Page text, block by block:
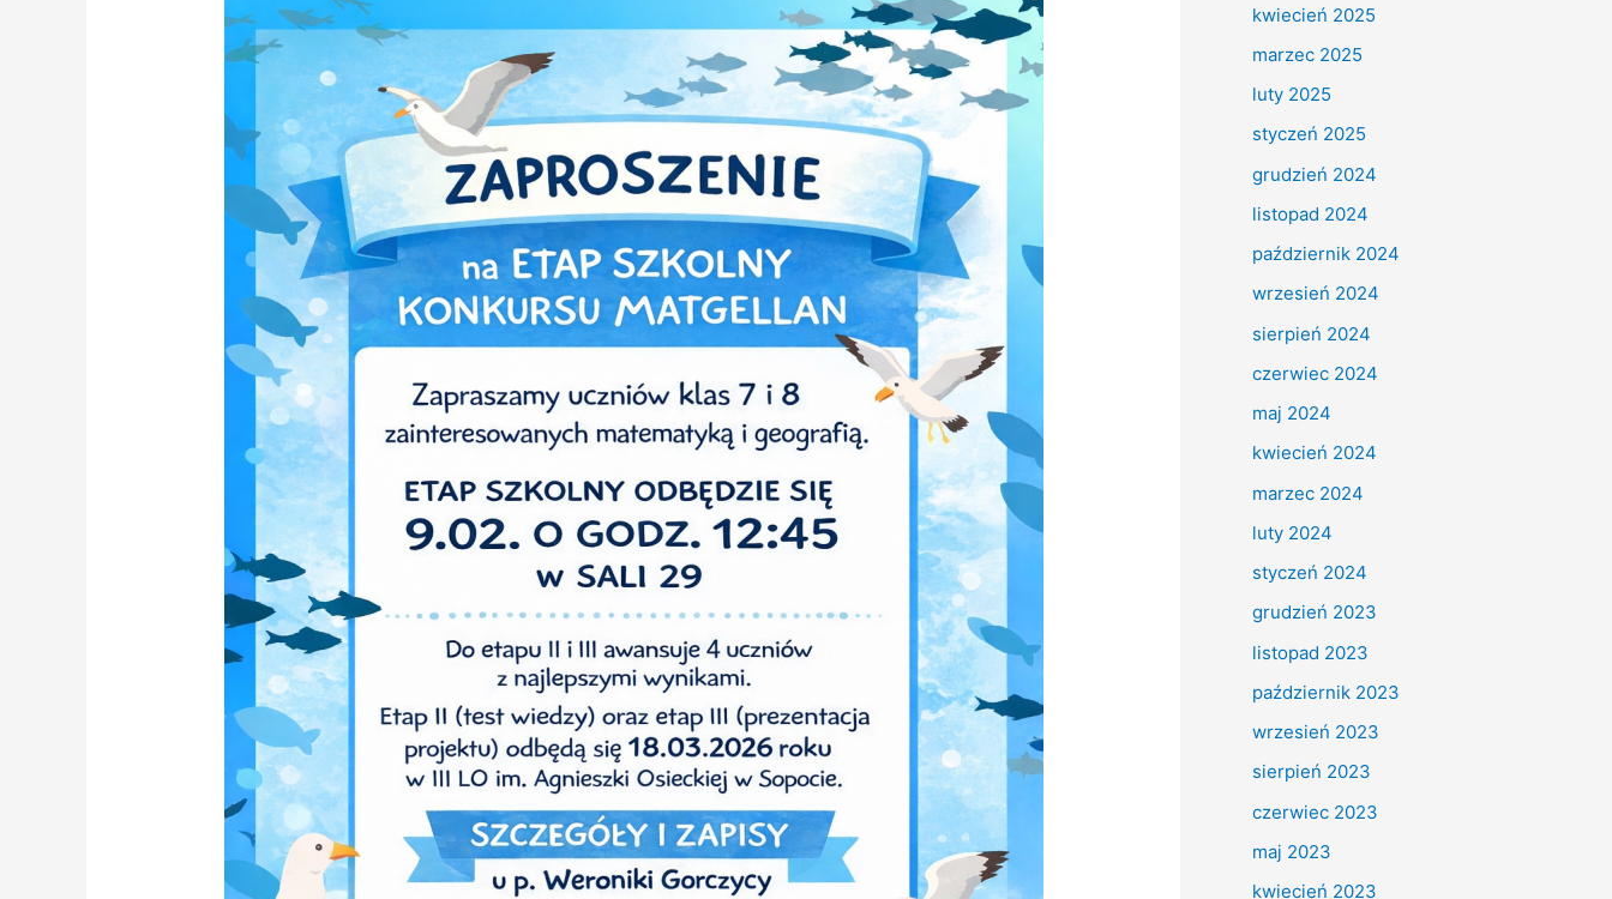
kwiecień 2025
marzec 2025
luty 2025
styczeń 2025
grudzień 2024
listopad 2024
październik 2024
wrzesień 2024
sierpień 2024
czerwiec 2024
maj 2024
kwiecień 2024
marzec 2024
luty 2024
styczeń 2024
grudzień 2023
listopad 2023
październik 2023
wrzesień 2023
sierpień 2023
czerwiec 2023
maj 2023
kwiecień 2023